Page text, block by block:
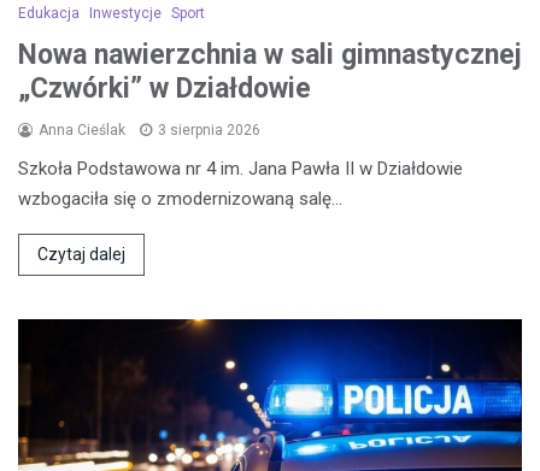
Edukacja Inwestycje Sport
Nowa nawierzchnia w sali gimnastycznej
„Czwórki” w Działdowie
Anna Cieślak 3 sierpnia 2026
Szkoła Podstawowa nr 4 im. Jana Pawła II w Działdowie
wzbogaciła się o zmodernizowaną salę…
Czytaj dalej